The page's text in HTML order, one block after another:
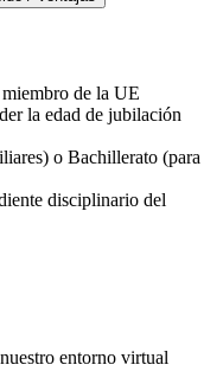
de la UE
la edad de jubilación
o Bachillerato (para
disciplinario del
entorno virtual